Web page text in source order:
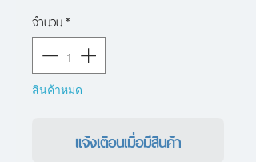
จำนวน*
สินค้าหมด
แจ้งเตือนเมื่อมีสินค้า